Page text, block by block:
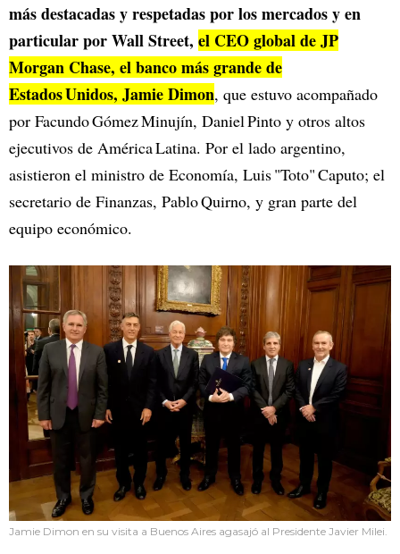
más destacadas y respetadas por los mercados y en
particular por Wall Street, el CEO global de JP
Morgan Chase, el banco más grande de
Estados Unidos, Jamie Dimon, que estuvo acompañado
por Facundo Gómez Minujín, Daniel Pinto y otros altos
ejecutivos de América Latina. Por el lado argentino,
asistieron el ministro de Economía, Luis "Toto" Caputo; el
secretario de Finanzas, Pablo Quirno, y gran parte del
equipo económico.
Jamie Dimon en su visita a Buenos Aires agasajó al Presidente Javier Milei.